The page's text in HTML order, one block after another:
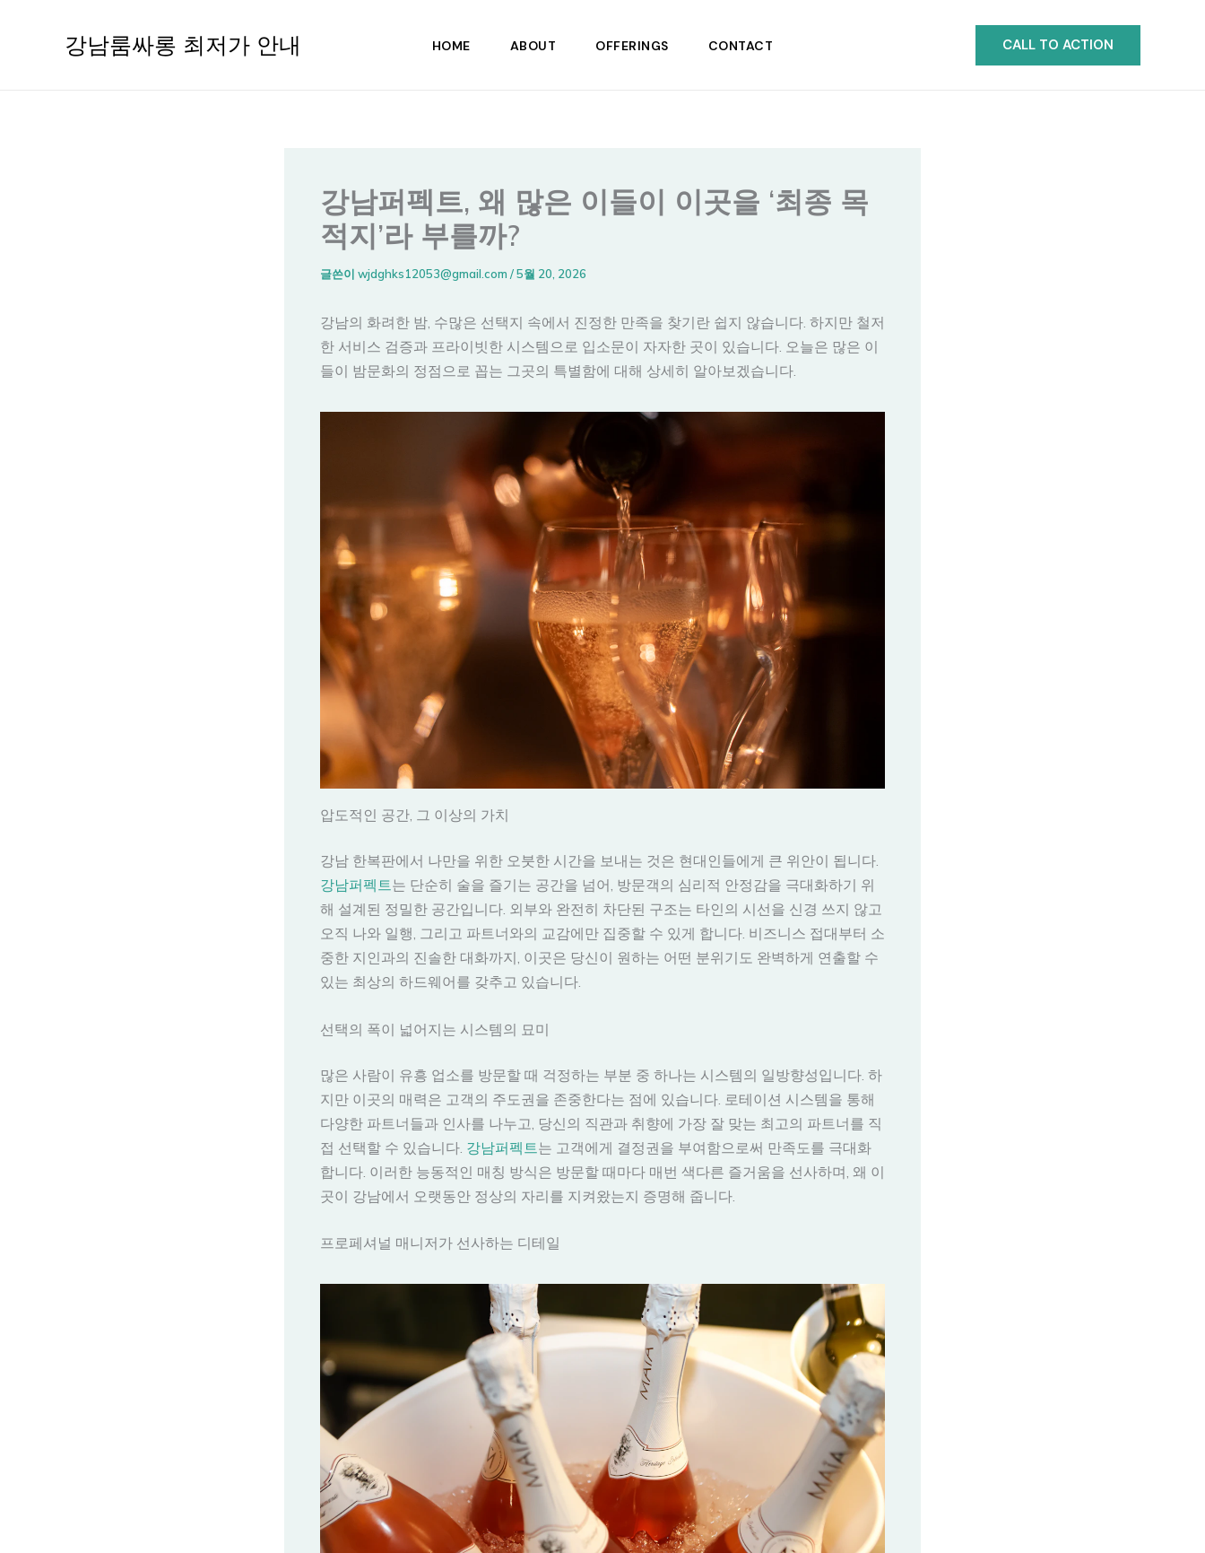
강남룸싸롱 최저가 안내 HOME ABOUT OFFERINGS CONTACT CALL TO ACTION
강남퍼펙트, 왜 많은 이들이 이곳을 ‘최종 목
적지’라 부를까?
글쓴이 wjdghks12053@gmail.com /5월 20, 2026
강남의 화려한 밤, 수많은 선택지 속에서 진정한 만족을 찾기란 쉽지 않습니다. 하지만 철저
한 서비스 검증과 프라이빗한 시스템으로 입소문이 자자한 곳이 있습니다. 오늘은 많은 이
들이 밤문화의 정점으로 꼽는 그곳의 특별함에 대해 상세히 알아보겠습니다.
압도적인 공간, 그 이상의 가치
강남 한복판에서 나만을 위한 오붓한 시간을 보내는 것은 현대인들에게 큰 위안이 됩니다.
강남퍼펙트는 단순히 술을 즐기는 공간을 넘어, 방문객의 심리적 안정감을 극대화하기 위
해 설계된 정밀한 공간입니다. 외부와 완전히 차단된 구조는 타인의 시선을 신경 쓰지 않고
오직 나와 일행, 그리고 파트너와의 교감에만 집중할 수 있게 합니다. 비즈니스 접대부터 소
중한 지인과의 진솔한 대화까지, 이곳은 당신이 원하는 어떤 분위기도 완벽하게 연출할 수
있는 최상의 하드웨어를 갖추고 있습니다.
선택의 폭이 넓어지는 시스템의 묘미
많은 사람이 유흥 업소를 방문할 때 걱정하는 부분 중 하나는 시스템의 일방향성입니다. 하
지만 이곳의 매력은 고객의 주도권을 존중한다는 점에 있습니다. 로테이션 시스템을 통해
다양한 파트너들과 인사를 나누고, 당신의 직관과 취향에 가장 잘 맞는 최고의 파트너를 직
접 선택할 수 있습니다. 강남퍼펙트는 고객에게 결정권을 부여함으로써 만족도를 극대화
합니다. 이러한 능동적인 매칭 방식은 방문할 때마다 매번 색다른 즐거움을 선사하며, 왜 이
곳이 강남에서 오랫동안 정상의 자리를 지켜왔는지 증명해 줍니다.
프로페셔널 매니저가 선사하는 디테일